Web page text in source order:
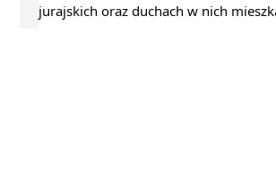
jurajskich oraz duchach w nich